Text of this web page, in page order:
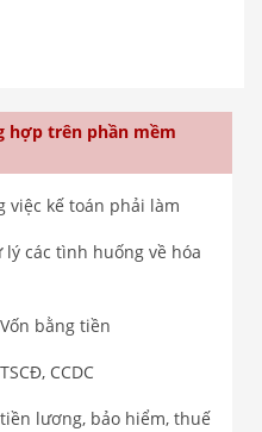
hợp trên phần mềm
việc kế toán phải làm
lý các tình huống về hóa
bằng tiền
CCDC
lương, bảo hiểm, thuế